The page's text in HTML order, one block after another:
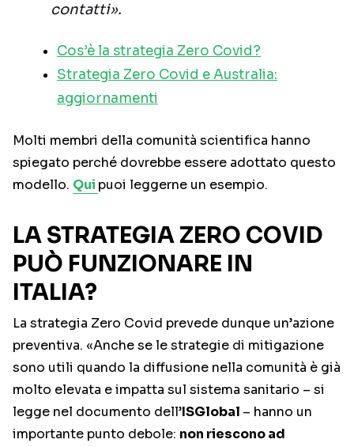
contatti».
Cos’è la strategia Zero Covid?
Strategia Zero Covid e Australia:
aggiornamenti
Molti membri della comunità scientifica hanno
spiegato perché dovrebbe essere adottato questo
modello. Qui puoi leggerne un esempio.
LA STRATEGIA ZERO COVID
PUÒ FUNZIONARE IN
ITALIA?
La strategia Zero Covid prevede dunque un’azione
preventiva. «Anche se le strategie di mitigazione
sono utili quando la diffusione nella comunità è già
molto elevata e impatta sul sistema sanitario – si
legge nel documento dell’ISGlobal – hanno un
importante punto debole: non riescono ad